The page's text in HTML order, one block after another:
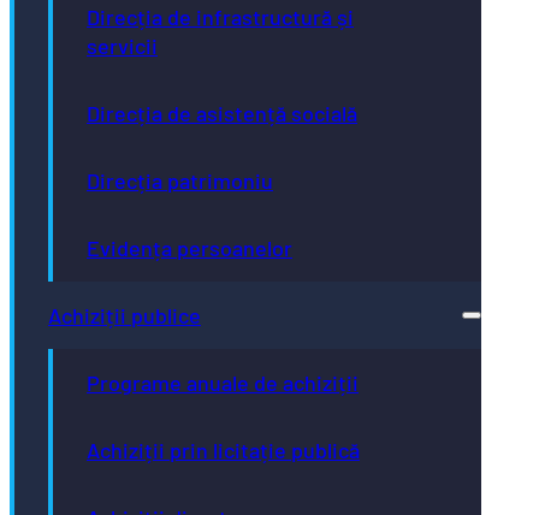
Direcția de infrastructură și
servicii
Direcția de asistență socială
Direcția patrimoniu
Evidența persoanelor
Achiziții publice
Programe anuale de achiziții
Achiziții prin licitație publică